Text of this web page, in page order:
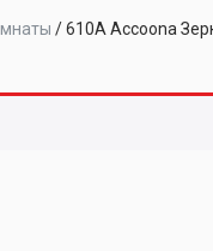
/610А Accoona